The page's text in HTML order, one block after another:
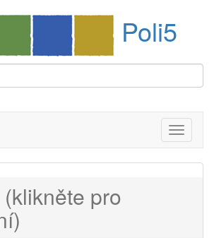
Poli5
Menu
(klikněte pro